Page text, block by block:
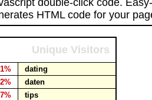
double-click code.
HTML code for your
Unique Visitors
dating
daten
tips